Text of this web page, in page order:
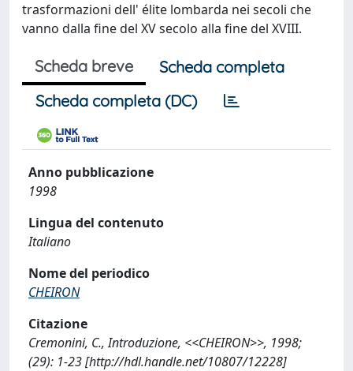
trasformazioni dell' élite lombarda nei secoli che
vanno dalla fine del XV secolo alla fine del XVIII.
Scheda breve
Scheda completa
Scheda completa (DC)
Anno pubblicazione
1998
Lingua del contenuto
Italiano
Nome del periodico
CHEIRON
Citazione
Cremonini, C., Introduzione, <<CHEIRON>>, 1998;
(29): 1-23 [http://hdl.handle.net/10807/12228]